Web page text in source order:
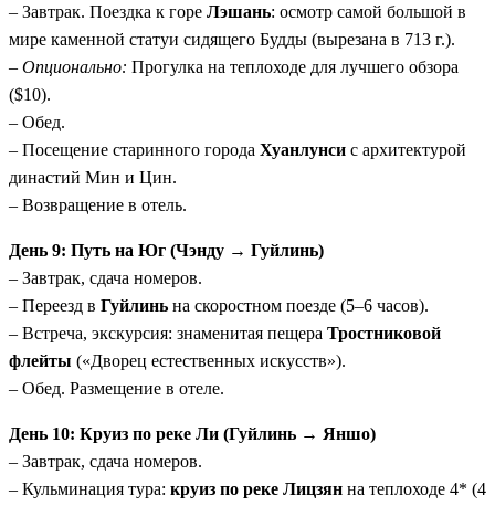
– Завтрак. Поездка к горе Лэшань: осмотр самой большой в
мире каменной статуи сидящего Будды (вырезана в 713 г.).
– Опционально: Прогулка на теплоходе для лучшего обзора
($10).
– Обед.
– Посещение старинного города Хуанлунси с архитектурой
династий Мин и Цин.
– Возвращение в отель.
День 9: Путь на Юг (Чэнду → Гуйлинь)
– Завтрак, сдача номеров.
– Переезд в Гуйлинь на скоростном поезде (5–6 часов).
– Встреча, экскурсия: знаменитая пещера Тростниковой
флейты («Дворец естественных искусств»).
– Обед. Размещение в отеле.
День 10: Круиз по реке Ли (Гуйлинь → Яншо)
– Завтрак, сдача номеров.
– Кульминация тура: круиз по реке Лицзян на теплоходе 4* (4